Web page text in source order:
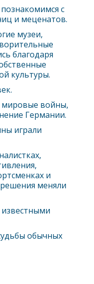
с
и меценатов.
музеи,
благодаря
культуры.
войны,
Германии.
играли
и
меняли
известными
обычных